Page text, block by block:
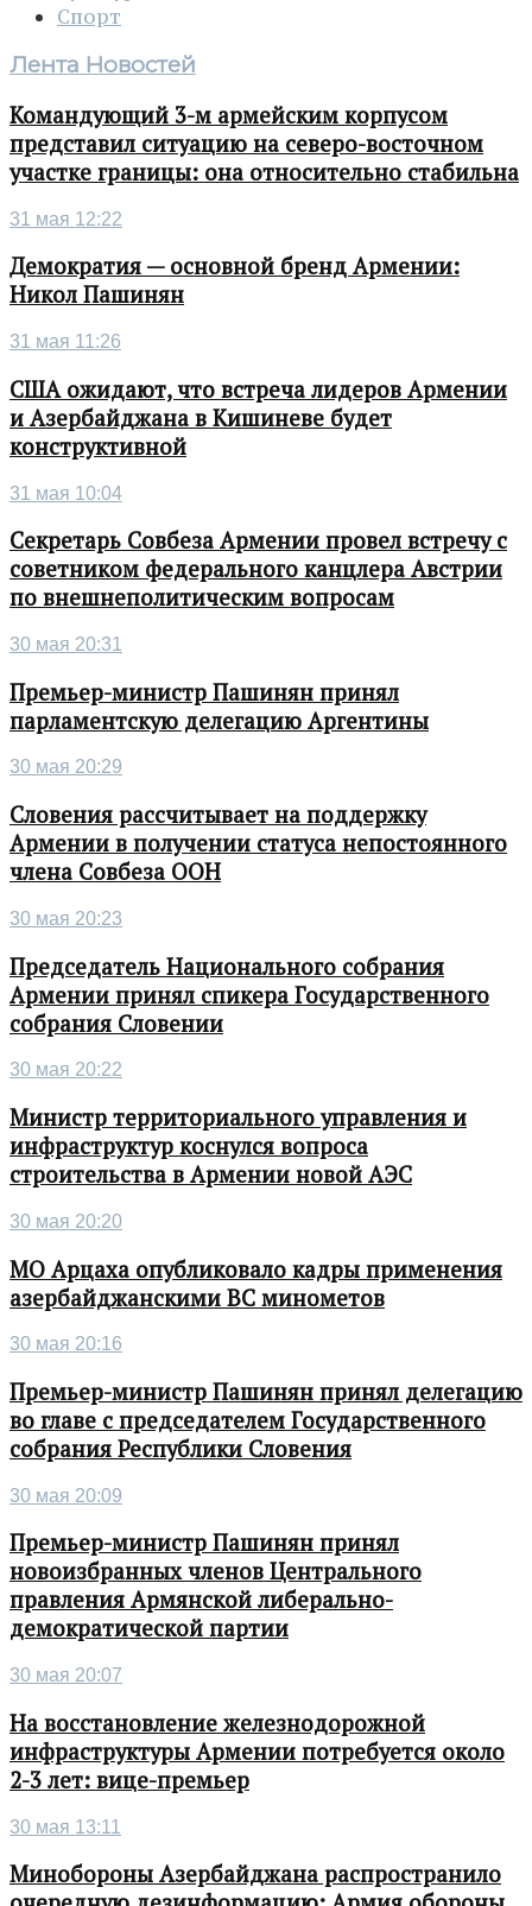
Спорт
Лента Новостей
Командующий 3-м армейским корпусом
представил ситуацию на северо-восточном
участке границы: она относительно стабильна
31 мая 12:22
Демократия — основной бренд Армении:
Никол Пашинян
31 мая 11:26
США ожидают, что встреча лидеров Армении
и Азербайджана в Кишиневе будет
конструктивной
31 мая 10:04
Секретарь Совбеза Армении провел встречу с
советником федерального канцлера Австрии
по внешнеполитическим вопросам
30 мая 20:31
Премьер-министр Пашинян принял
парламентскую делегацию Аргентины
30 мая 20:29
Словения рассчитывает на поддержку
Армении в получении статуса непостоянного
члена Совбеза ООН
30 мая 20:23
Председатель Национального собрания
Армении принял спикера Государственного
собрания Словении
30 мая 20:22
Министр территориального управления и
инфраструктур коснулся вопроса
строительства в Армении новой АЭС
30 мая 20:20
МО Арцаха опубликовало кадры применения
азербайджанскими ВС минометов
30 мая 20:16
Премьер-министр Пашинян принял делегацию
во главе с председателем Государственного
собрания Республики Словения
30 мая 20:09
Премьер-министр Пашинян принял
новоизбранных членов Центрального
правления Армянской либерально-
демократической партии
30 мая 20:07
На восстановление железнодорожной
инфраструктуры Армении потребуется около
2-3 лет: вице-премьер
30 мая 13:11
Минобороны Азербайджана распространило